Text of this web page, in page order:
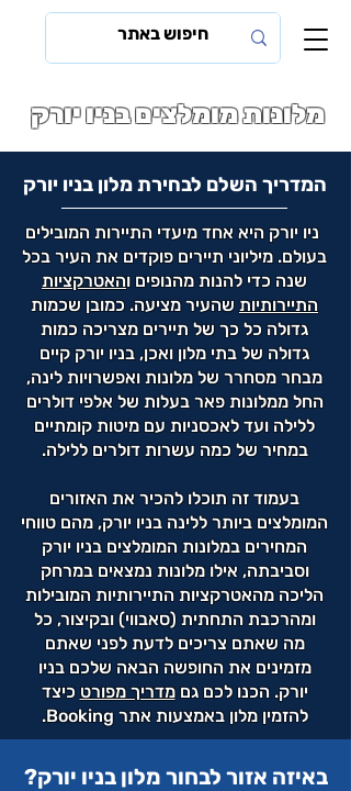
מלונות מומלצים בניו יורק
המדריך השלם לבחירת מלון בניו יורק
ניו יורק היא אחד מיעדי התיירות המובילים
בעולם. מיליוני תיירים פוקדים את העיר בכל
שנה כדי להנות מהנופים והאטרקציות
התיירותיות שהעיר מציעה. כמובן שכמות
גדולה כל כך של תיירים מצריכה כמות
גדולה של בתי מלון ואכן, בניו יורק קיים
מבחר מסחרר של מלונות ואפשרויות לינה,
החל ממלונות פאר בעלות של אלפי דולרים
ללילה ועד לאכסניות עם מיטות קומתיים
במחיר של כמה עשרות דולרים ללילה.
בעמוד זה תוכלו להכיר את האזורים
המומלצים ביותר ללינה בניו יורק, מהם טווחי
המחירים במלונות המומלצים בניו יורק
וסביבתה, אילו מלונות נמצאים במרחק
הליכה מהאטרקציות התיירותיות המובילות
ומהרכבת התחתית (סאבווי) ובקיצור, כל
מה שאתם צריכים לדעת לפני שאתם
מזמינים את החופשה הבאה שלכם בניו
יורק. הכנו לכם גםמדריך מפורט כיצד
להזמין מלון באמצעות אתר Booking.
באיזה אזור לבחור מלון בניו יורק?